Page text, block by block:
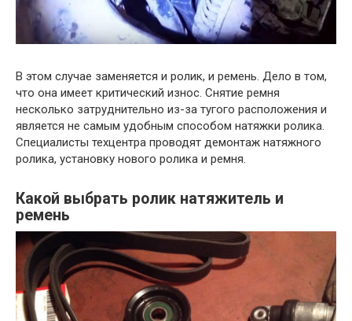
В этом случае заменяется и ролик, и ремень. Дело в том,
что она имеет критический износ. Снятие ремня
несколько затруднительно из-за тугого расположения и
является не самым удобным способом натяжки ролика.
Специалисты техцентра проводят демонтаж натяжного
ролика, установку нового ролика и ремня.
Какой выбрать ролик натяжитель и
ремень